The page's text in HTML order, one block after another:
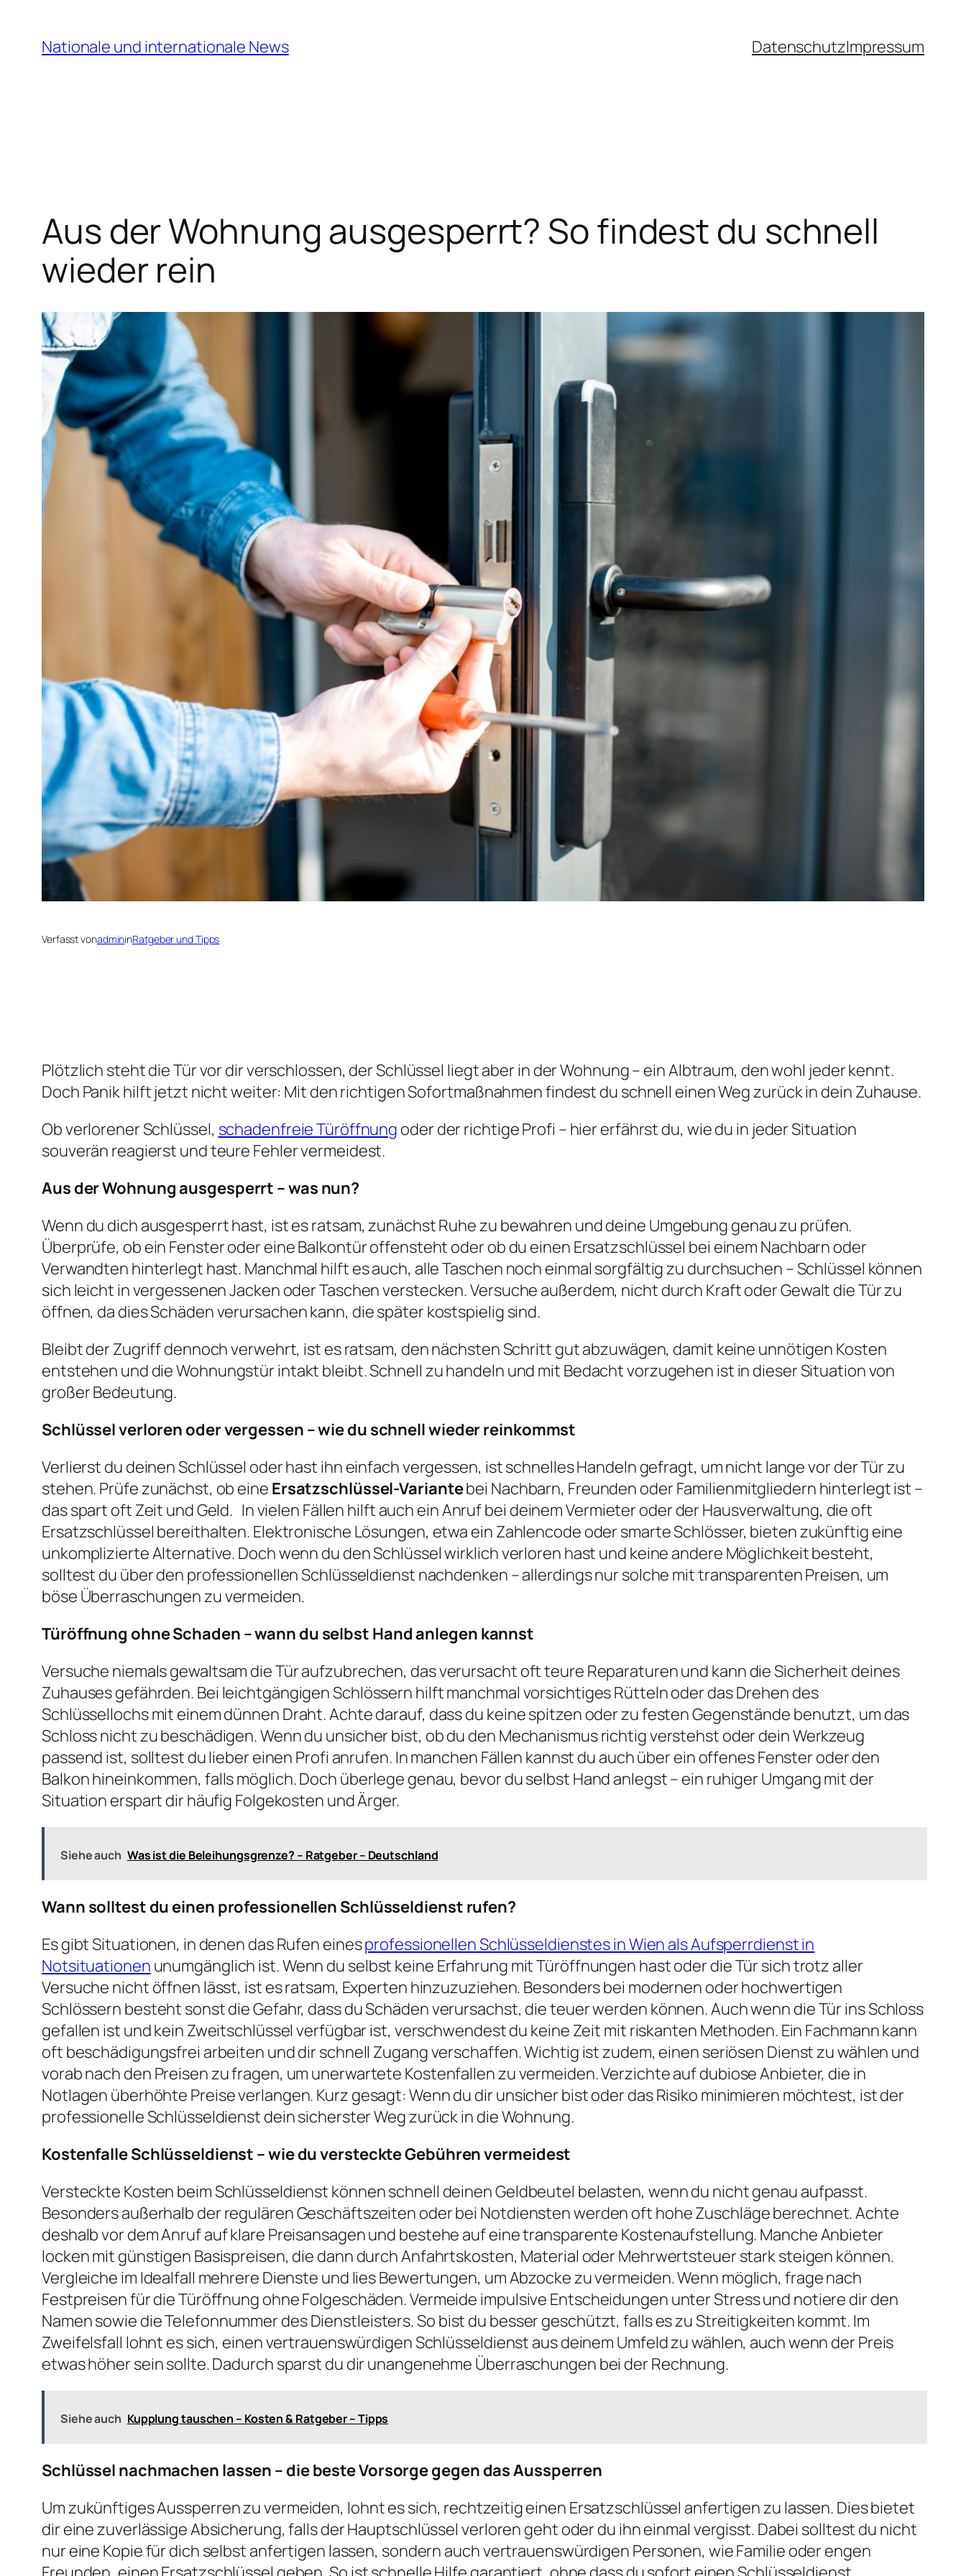
Inhalt
springen
Nationale und internationale News DatenschutzImpressum
Aus der Wohnung ausgesperrt? So findest du schnell
wieder rein
Verfasst vonadmininRatgeber und Tipps
Plötzlich steht die Tür vor dir verschlossen, der Schlüssel liegt aber in der Wohnung – ein Albtraum, den wohl jeder kennt.
Doch Panik hilft jetzt nicht weiter: Mit den richtigen Sofortmaßnahmen findest du schnell einen Weg zurück in dein Zuhause.
Ob verlorener Schlüssel, schadenfreie Türöffnung oder der richtige Profi – hier erfährst du, wie du in jeder Situation
souverän reagierst und teure Fehler vermeidest.
Aus der Wohnung ausgesperrt – was nun?
Wenn du dich ausgesperrt hast, ist es ratsam, zunächst Ruhe zu bewahren und deine Umgebung genau zu prüfen.
Überprüfe, ob ein Fenster oder eine Balkontür offensteht oder ob du einen Ersatzschlüssel bei einem Nachbarn oder
Verwandten hinterlegt hast. Manchmal hilft es auch, alle Taschen noch einmal sorgfältig zu durchsuchen – Schlüssel können
sich leicht in vergessenen Jacken oder Taschen verstecken. Versuche außerdem, nicht durch Kraft oder Gewalt die Tür zu
öffnen, da dies Schäden verursachen kann, die später kostspielig sind.
Bleibt der Zugriff dennoch verwehrt, ist es ratsam, den nächsten Schritt gut abzuwägen, damit keine unnötigen Kosten
entstehen und die Wohnungstür intakt bleibt. Schnell zu handeln und mit Bedacht vorzugehen ist in dieser Situation von
großer Bedeutung.
Schlüssel verloren oder vergessen – wie du schnell wieder reinkommst
Verlierst du deinen Schlüssel oder hast ihn einfach vergessen, ist schnelles Handeln gefragt, um nicht lange vor der Tür zu
stehen. Prüfe zunächst, ob eine Ersatzschlüssel-Variantebei Nachbarn, Freunden oder Familienmitgliedern hinterlegt ist –
das spart oft Zeit und Geld. In vielen Fällen hilft auch ein Anruf bei deinem Vermieter oder der Hausverwaltung, die oft
Ersatzschlüssel bereithalten. Elektronische Lösungen, etwa ein Zahlencode oder smarte Schlösser, bieten zukünftig eine
unkomplizierte Alternative. Doch wenn du den Schlüssel wirklich verloren hast und keine andere Möglichkeit besteht,
solltest du über den professionellen Schlüsseldienst nachdenken – allerdings nur solche mit transparenten Preisen, um
böse Überraschungen zu vermeiden.
Türöffnung ohne Schaden – wann du selbst Hand anlegen kannst
Versuche niemals gewaltsam die Tür aufzubrechen, das verursacht oft teure Reparaturen und kann die Sicherheit deines
Zuhauses gefährden. Bei leichtgängigen Schlössern hilft manchmal vorsichtiges Rütteln oder das Drehen des
Schlüssellochs mit einem dünnen Draht. Achte darauf, dass du keine spitzen oder zu festen Gegenstände benutzt, um das
Schloss nicht zu beschädigen. Wenn du unsicher bist, ob du den Mechanismus richtig verstehst oder dein Werkzeug
passend ist, solltest du lieber einen Profi anrufen. In manchen Fällen kannst du auch über ein offenes Fenster oder den
Balkon hineinkommen, falls möglich. Doch überlege genau, bevor du selbst Hand anlegst – ein ruhiger Umgang mit der
Situation erspart dir häufig Folgekosten und Ärger.
Siehe auch Was ist die Beleihungsgrenze? – Ratgeber – Deutschland
Wann solltest du einen professionellen Schlüsseldienst rufen?
Es gibt Situationen, in denen das Rufen einesprofessionellen Schlüsseldienstes in Wien als Aufsperrdienst in
Notsituationen unumgänglich ist. Wenn du selbst keine Erfahrung mit Türöffnungen hast oder die Tür sich trotz aller
Versuche nicht öffnen lässt, ist es ratsam, Experten hinzuzuziehen. Besonders bei modernen oder hochwertigen
Schlössern besteht sonst die Gefahr, dass du Schäden verursachst, die teuer werden können. Auch wenn die Tür ins Schloss
gefallen ist und kein Zweitschlüssel verfügbar ist, verschwendest du keine Zeit mit riskanten Methoden. Ein Fachmann kann
oft beschädigungsfrei arbeiten und dir schnell Zugang verschaffen. Wichtig ist zudem, einen seriösen Dienst zu wählen und
vorab nach den Preisen zu fragen, um unerwartete Kostenfallen zu vermeiden. Verzichte auf dubiose Anbieter, die in
Notlagen überhöhte Preise verlangen. Kurz gesagt: Wenn du dir unsicher bist oder das Risiko minimieren möchtest, ist der
professionelle Schlüsseldienst dein sicherster Weg zurück in die Wohnung.
Kostenfalle Schlüsseldienst – wie du versteckte Gebühren vermeidest
Versteckte Kosten beim Schlüsseldienst können schnell deinen Geldbeutel belasten, wenn du nicht genau aufpasst.
Besonders außerhalb der regulären Geschäftszeiten oder bei Notdiensten werden oft hohe Zuschläge berechnet. Achte
deshalb vor dem Anruf auf klare Preisansagen und bestehe auf eine transparente Kostenaufstellung. Manche Anbieter
locken mit günstigen Basispreisen, die dann durch Anfahrtskosten, Material oder Mehrwertsteuer stark steigen können.
Vergleiche im Idealfall mehrere Dienste und lies Bewertungen, um Abzocke zu vermeiden. Wenn möglich, frage nach
Festpreisen für die Türöffnung ohne Folgeschäden. Vermeide impulsive Entscheidungen unter Stress und notiere dir den
Namen sowie die Telefonnummer des Dienstleisters. So bist du besser geschützt, falls es zu Streitigkeiten kommt. Im
Zweifelsfall lohnt es sich, einen vertrauenswürdigen Schlüsseldienst aus deinem Umfeld zu wählen, auch wenn der Preis
etwas höher sein sollte. Dadurch sparst du dir unangenehme Überraschungen bei der Rechnung.
Siehe auch Kupplung tauschen – Kosten & Ratgeber – Tipps
Schlüssel nachmachen lassen – die beste Vorsorge gegen das Aussperren
Um zukünftiges Aussperren zu vermeiden, lohnt es sich, rechtzeitig einen Ersatzschlüssel anfertigen zu lassen. Dies bietet
dir eine zuverlässige Absicherung, falls der Hauptschlüssel verloren geht oder du ihn einmal vergisst. Dabei solltest du nicht
nur eine Kopie für dich selbst anfertigen lassen, sondern auch vertrauenswürdigen Personen, wie Familie oder engen